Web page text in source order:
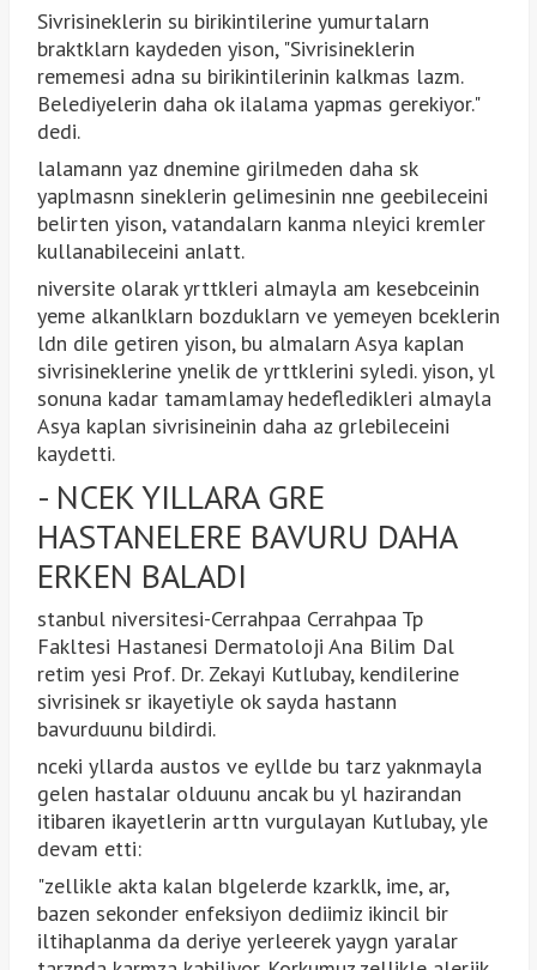
Sivrisineklerin su birikintilerine yumurtalarn
braktklarn kaydeden yison, "Sivrisineklerin
rememesi adna su birikintilerinin kalkmas lazm.
Belediyelerin daha ok ilalama yapmas gerekiyor."
dedi.
lalamann yaz dnemine girilmeden daha sk
yaplmasnn sineklerin gelimesinin nne geebileceini
belirten yison, vatandalarn kanma nleyici kremler
kullanabileceini anlatt.
niversite olarak yrttkleri almayla am kesebceinin
yeme alkanlklarn bozduklarn ve yemeyen bceklerin
ldn dile getiren yison, bu almalarn Asya kaplan
sivrisineklerine ynelik de yrttklerini syledi. yison, yl
sonuna kadar tamamlamay hedefledikleri almayla
Asya kaplan sivrisineinin daha az grlebileceini
kaydetti.
- NCEK YILLARA GRE
HASTANELERE BAVURU DAHA
ERKEN BALADI
stanbul niversitesi-Cerrahpaa Cerrahpaa Tp
Fakltesi Hastanesi Dermatoloji Ana Bilim Dal
retim yesi Prof. Dr. Zekayi Kutlubay, kendilerine
sivrisinek sr ikayetiyle ok sayda hastann
bavurduunu bildirdi.
nceki yllarda austos ve eyllde bu tarz yaknmayla
gelen hastalar olduunu ancak bu yl hazirandan
itibaren ikayetlerin arttn vurgulayan Kutlubay, yle
devam etti:
"zellikle akta kalan blgelerde kzarklk, ime, ar,
bazen sekonder enfeksiyon dediimiz ikincil bir
iltihaplanma da deriye yerleerek yaygn yaralar